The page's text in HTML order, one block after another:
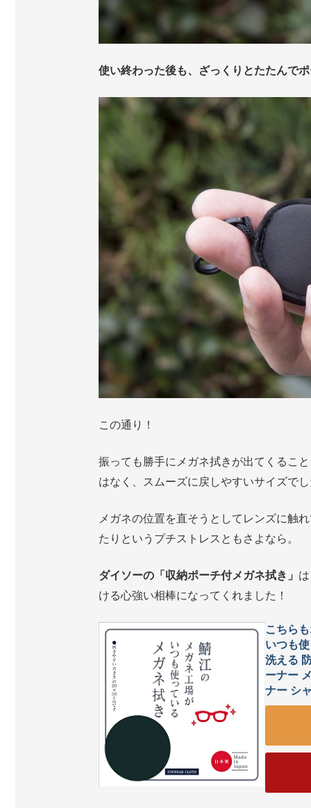
使い終わった後も、ざっくりとたたんで
この通り！
振っても勝手にメガネ拭きが出てくるこ
はなく、スムーズに戻しやすいサイズで
メガネの位置を直そうとしてレンズに触
たりというプチストレスともさよなら。
ダイソーの「収納ポーチ付メガネ拭き」
ける心強い相棒になってくれました！
こちら
いつも
洗える
ーナー
ナー シ